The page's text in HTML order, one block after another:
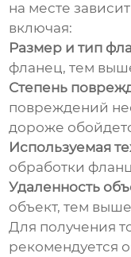
на месте
включая:
Размер и тип
фланец, тем
Степень
повреждений
дороже
Используемая
обработки
Удаленность
объект, тем
Для получения
рекомендуется